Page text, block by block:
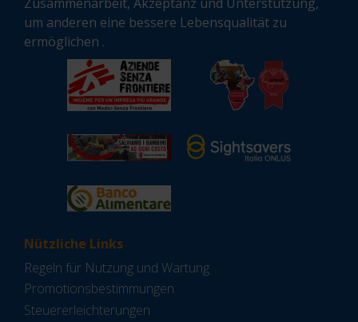
um anderen eine bessere Lebensqualität zu
ermöglichen .
Nützliche Links
Regeln für Nutzung und Wartung
Promotionsbestimmungen
Steuererleichterungen